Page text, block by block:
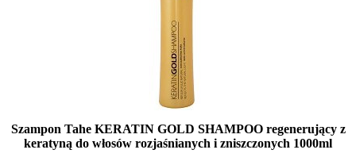
Szampon Tahe KERATIN GOLD SHAMPOO regenerujący z
keratyną do włosów rozjaśnianych i zniszczonych 1000ml